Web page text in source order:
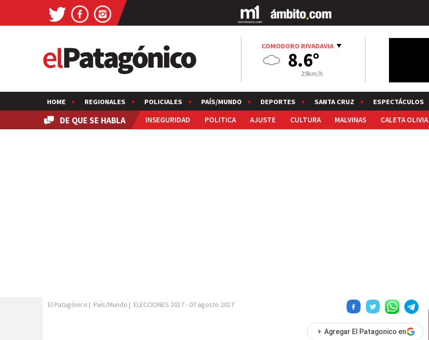
COMODORO RIVADAVIA
8.6°
29km/h
HOME REGIONALES POLICIALES PAÍS/MUNDO DEPORTES SANTA CRUZ ESPECTÁCULOS
DE QUE SE HABLA INSEGURIDAD POLITICA AJUSTE CULTURA MALVINAS CALETA OLIVIA
El Patagónico | País/Mundo | ELECCIONES 2017- 07 agosto 2017
+ Agregar El Patagonico en